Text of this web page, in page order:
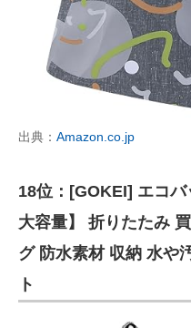
出典： Amazon.co.jp
18位：[GOKEI] エコ
大容量】 折りたたみ
グ 防水素材 収納 水や
ト